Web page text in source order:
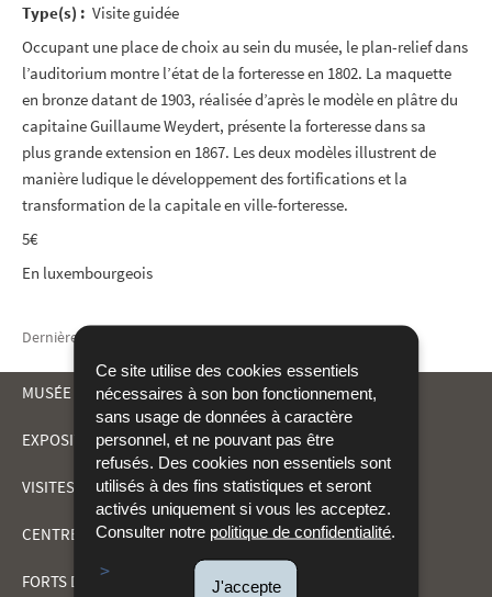
Ce site utilise des cookies essentiels
nécessaires à son bon fonctionnement,
sans usage de données à caractère
personnel, et ne pouvant pas être
refusés. Des cookies non essentiels sont
utilisés à des fins statistiques et seront
activés uniquement si vous les acceptez.
Consulter notre politique de confidentialité.
J'accepte
Type(s) : Visite guidée
Occupant une place de choix au sein du musée, le plan-relief dans
l’auditorium montre l’état de la forteresse en 1802. La maquette
en bronze datant de 1903, réalisée d’après le modèle en plâtre du
capitaine Guillaume Weydert, présente la forteresse dans sa
plus grande extension en 1867. Les deux modèles illustrent de
manière ludique le développement des fortifications et la
transformation de la capitale en ville-forteresse.
5€
En luxembourgeois
Dernière mise à jour
MENU
DE
NAVIGATION
MUSÉE DRÄI EECHELEN
EXPOSITIONS
VISITES ET ACTIVITÉS
CENTRE DE DOCUMENTATION
FORTS DU KIRCHBERG